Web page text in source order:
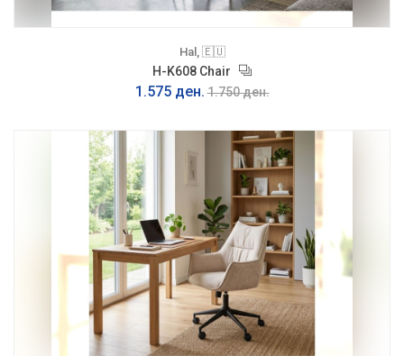
Hal, 🇪🇺
H-K608 Chair
1.575 ден. 1.750 ден.